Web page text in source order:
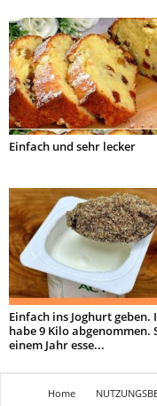
Einfach und sehr lecker
Einfach ins Joghurt geben.
habe 9 Kilo abgenommen.
einem Jahr esse...
Home